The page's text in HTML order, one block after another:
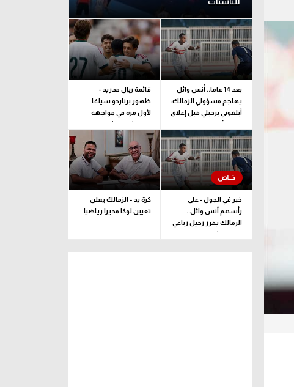
بعد 14 عاما.. أنس وائل
يهاجم مسؤولي الزمالك:
أبلغوني برحيلي قبل إغلاق
القيد بأيام
قائمة ريال مدريد -
ظهور برناردو سيلفا
لأول مرة في مواجهة
فرينتشفاروشي
خبر في الجول - على
رأسهم أنس وائل..
الزمالك يقرر رحيل رباعي
فريق الشباب
كرة يد - الزمالك يعلن
تعيين لوكا مديرا رياضيا